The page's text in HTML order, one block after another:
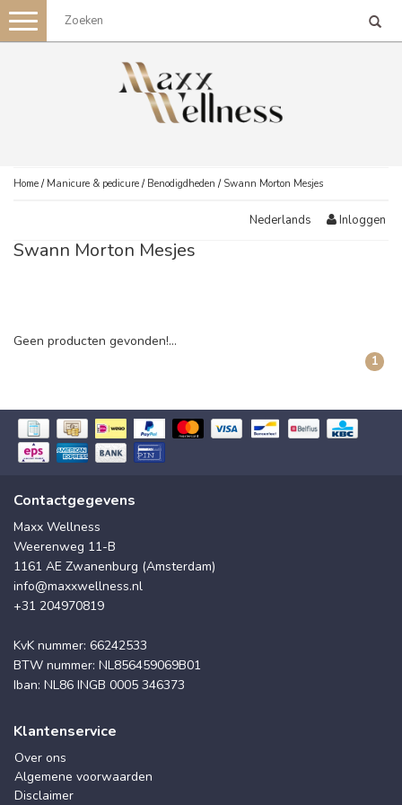
Toggle
navigation
Home / Manicure & pedicure / Benodigdheden / Swann Morton Mesjes
Nederlands Inloggen
Swann Morton Mesjes
Geen producten gevonden!...
1
Contactgegevens
Maxx Wellness
Weerenweg 11-B
1161 AE Zwanenburg (Amsterdam)
info@maxxwellness.nl
+31 204970819
KvK nummer: 66242533
BTW nummer: NL856459069B01
Iban: NL86 INGB 0005 346373
Klantenservice
Over ons
Algemene voorwaarden
Disclaimer